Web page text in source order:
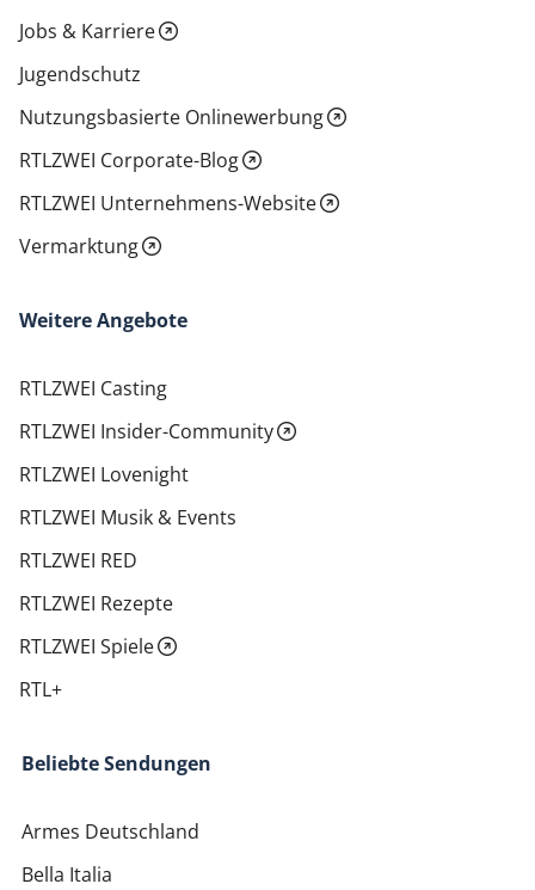
Jobs & Karriere
Jugendschutz
Nutzungsbasierte Onlinewerbung
RTLZWEI Corporate-Blog
RTLZWEI Unternehmens-Website
Vermarktung
Weitere Angebote
RTLZWEI Casting
RTLZWEI Insider-Community
RTLZWEI Lovenight
RTLZWEI Musik & Events
RTLZWEI RED
RTLZWEI Rezepte
RTLZWEI Spiele
RTL+
Beliebte Sendungen
Armes Deutschland
Bella Italia